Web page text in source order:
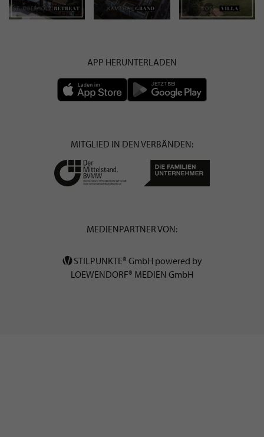
APP HERUNTERLADEN
MITGLIED IN DEN VERBÄNDEN:
MEDIENPARTNER VON:
STILPUNKTE® GmbH powered by
LOEWENDORF® MEDIEN GmbH